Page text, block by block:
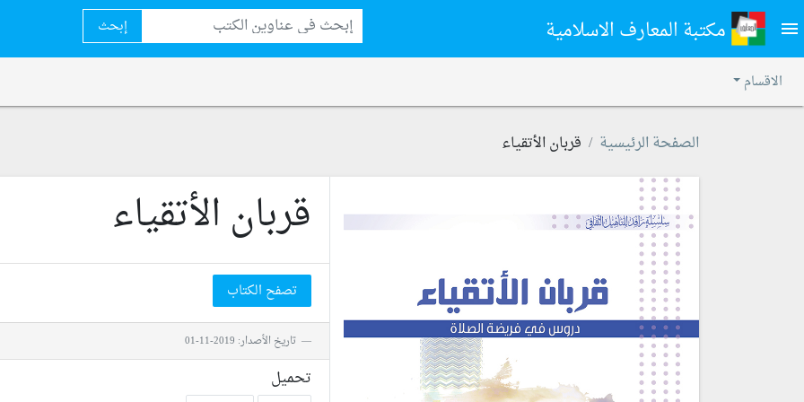
menu مكتبة المعارف الاسلامية إبحث
الاقسام
الصفحة الرئيسية قربان الأتقياء
قربان الأتقياء
تصفح الكتاب
تاريخ الأصدار: 2019-11-01
تحميل